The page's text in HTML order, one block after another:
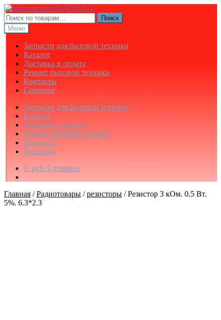
Перейти
к
навигации
Перейти
к
содержимому
Искать:
Поиск
Меню
Запчасти для бытовой техники
Каталог
Доставка и оплата
Ремонт бытовой техники
Контакты
Гарантия
Запчасти для бытовой техники
Каталог
Доставка и оплата
Ремонт бытовой техники
Контакты
Гарантия
0 руб. 0 товаров
Главная /Радиотовары /резисторы /Резистор 3 кОм. 0.5 Вт.
5%. 6.3*2.3